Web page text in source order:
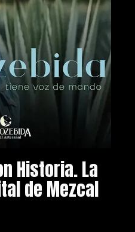
Historia. La
de Mezcal